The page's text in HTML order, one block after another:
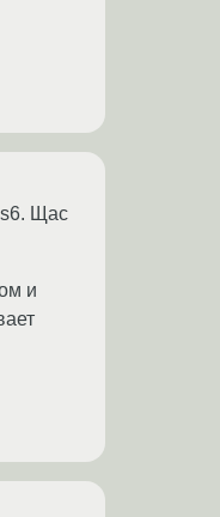
Щас
и